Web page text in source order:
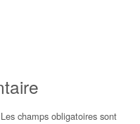
Les champs obligatoires sont